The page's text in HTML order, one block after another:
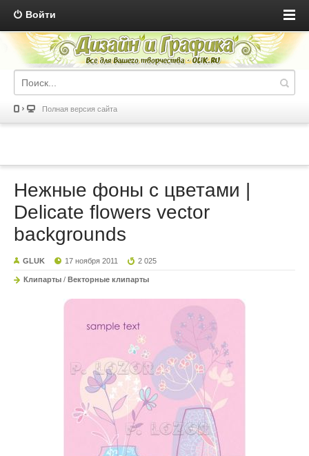
Войти
Полная версия сайта
Нежные фоны с цветами |
Delicate flowers vector
backgrounds
GLUK 17 ноября 2011 2 025
Клипарты / Векторные клипарты